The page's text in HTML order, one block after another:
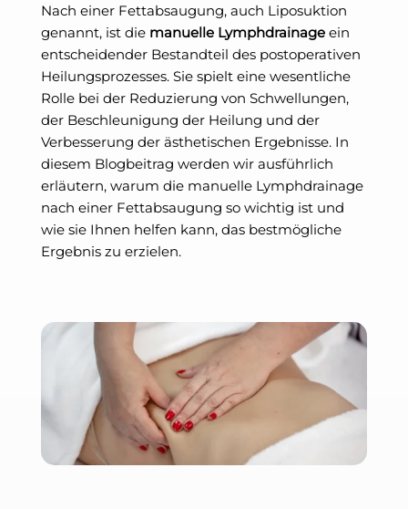
Nach einer Fettabsaugung, auch Liposuktion
genannt, ist die manuelle Lymphdrainageein
entscheidender Bestandteil des postoperativen
Heilungsprozesses. Sie spielt eine wesentliche
Rolle bei der Reduzierung von Schwellungen,
der Beschleunigung der Heilung und der
Verbesserung der ästhetischen Ergebnisse. In
diesem Blogbeitrag werden wir ausführlich
erläutern, warum die manuelle Lymphdrainage
nach einer Fettabsaugung so wichtig ist und
wie sie Ihnen helfen kann, das bestmögliche
Ergebnis zu erzielen.